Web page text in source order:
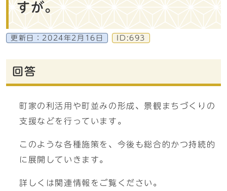
すが。
更新日： 2024年2月16日 ID:693
回答
町家の利活用や町並みの形成、景観まちづくりの
支援などを行っています。
このような各種施策を、今後も総合的かつ持続的
に展開していきます。
詳しくは関連情報をご覧ください。